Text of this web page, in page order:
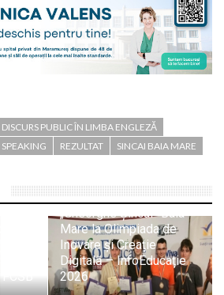
PUBLIC ÎN LIMBA ENGLEZĂ
REZULTAT SINCAI BAIA MARE
elevii Colegiului
„Gheorghe Șincai” Baia
Mare la Olimpiada de
Inovare și Creație
Digitală – InfoEducație
2026